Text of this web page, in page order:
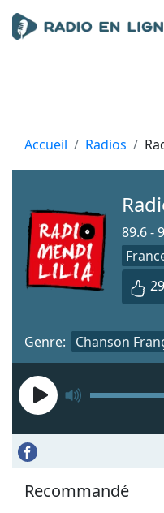
Accueil Radios
89.6 -
Genre: Chanson
Recommandé